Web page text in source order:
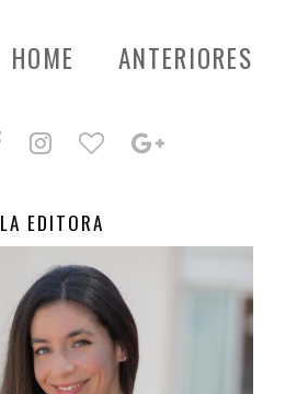
ANTERIORES
HOME
LA EDITORA